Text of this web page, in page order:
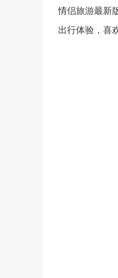
情侣旅游最新
出行体验，喜